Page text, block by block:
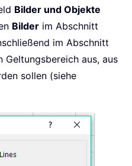
Bilder und Objekte
Bilder im Abschnitt
im Abschnitt
Geltungsbereich aus, aus
sollen (siehe